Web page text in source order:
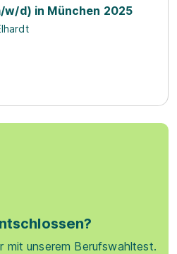
w/d) in München 2025
mit unserem Berufswahltest.